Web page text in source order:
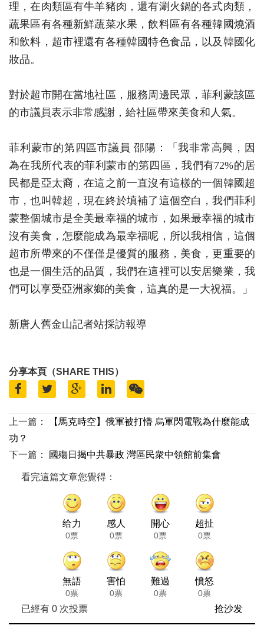
理，在肉類區有牛羊豬肉，還有涮火鍋的各式肉類，
蔬果區有各種新鮮蔬菜水果，飲料區有各種韓國燒酒
和飲料，超市裡還有各種韓國特色食品，以及韓國化
妝品。
對於超市開在當地社區，服務周邊民眾，菲利蒙該區
的市議員表示非常感謝，給社區帶來美食和人氣。
菲利蒙市的第四區市議員 邵陽：「我非常高興，因
為在我所代表的菲利蒙市的第四區，我們有72%的居
民都是亞太裔，在這之前一直沒有這樣的一個韓國超
市，也叫韓超，現在終於填補了這個空白，我們菲利
蒙整個城市是全美最幸福的城市，如果最幸福的城市
沒有美食，怎麼能成為最幸福呢，所以我相信，這個
超市所帶來的不僅僅是優質的服務，美食，更重要的
也是一個生活的品質，我們在這裡可以安居樂業，我
們可以享受亞洲家鄉的美食，這真的是一大祝福。」
新唐人舊金山記者站採訪報導
分享本頁（SHARE THIS）
上一篇：
【馬克時空】俄軍被打懵 烏軍閃電戰為什麼能成
功？
下一篇：
國殤日揭中共暴政 灣區民衆中領館前集會
看完這篇文章您覺得：
给力
0票
感人
0票
開心
0票
超扯
0票
無語
0票
害怕
0票
難過
0票
憤怒
0票
已經有 0次投票 抢沙发